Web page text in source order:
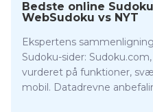
Bedste online
WebSudoku vs NYT
Ekspertens
Sudoku-sider:
vurderet på funktioner,
mobil. Datadrevne